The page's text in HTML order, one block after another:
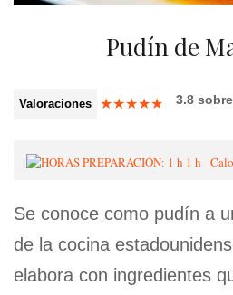
Pudín de
Valoraciones ★★★★★ 3.8 sobre
1 h
Se conoce como pudín a
de la cocina
elabora con ingredientes